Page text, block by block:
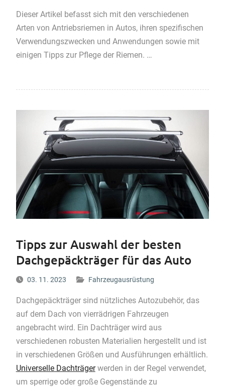
Dieser Artikel befasst sich mit den verschiedenen
Arten von Antriebsriemen in Autos, ihren spezifischen
Verwendungszwecken und Anwendungen sowie mit
einigen Tipps zur Pflege der Riemen. …
Tipps zur Auswahl der besten
Dachgepäckträger für das Auto
03. 11. 2023 Fahrzeugausrüstung
Dachgepäckträger sind nützliches Autozubehör, das
auf dem Dach von vierrädrigen Fahrzeugen
angebracht wird. Ein Dachträger wird aus
verschiedenen robusten Materialien hergestellt und ist
in verschiedenen Größen und Ausführungen erhältlich.
Universelle Dachträgerwerden in der Regel verwendet,
um sperrige oder große Gegenstände zu